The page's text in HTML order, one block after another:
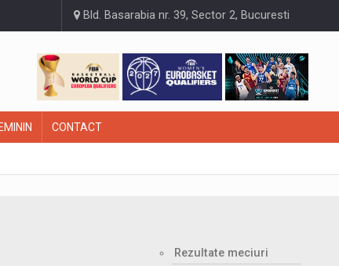
Bld. Basarabia nr. 39, Sector 2, Bucuresti
CONTACT
Rezultate meciuri